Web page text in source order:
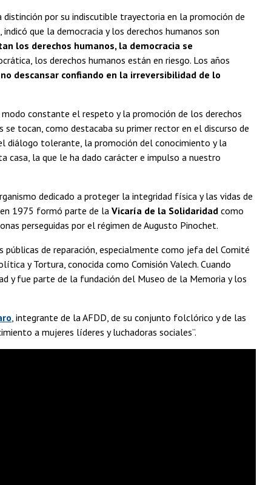
distinción por su indiscutible trayectoria en la promoción de
que la democracia y los derechos humanos son
los derechos humanos, la democracia se
los derechos humanos están en riesgo. Los años
descansar confiando en la irreversibilidad de lo
constante el respeto y la promoción de los derechos
tocan, como destacaba su primer rector en el discurso de
diálogo tolerante, la promoción del conocimiento y la
casa, la que le ha dado carácter e impulso a nuestro
dedicado a proteger la integridad física y las vidas de
en 1975 formó parte de la Vicaría de la Solidaridad como
perseguidas por el régimen de Augusto Pinochet.
de reparación, especialmente como jefa del Comité
y Tortura, conocida como Comisión Valech. Cuando
y fue parte de la fundación del Museo de la Memoria y los
, integrante de la AFDD, de su conjunto folclórico y de las
a mujeres líderes y luchadoras sociales”.